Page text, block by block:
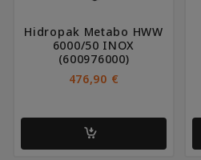
Hidropak Metabo HWW
6000/50 INOX
(600976000)
476,90 €